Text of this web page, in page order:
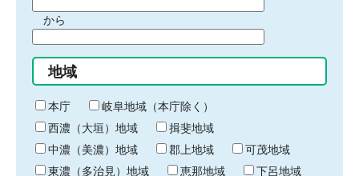
間
始
り
から
間
終
わ
り
地域
本庁
岐阜地域（本庁除く）
西濃（大垣）地域
揖斐地域
中濃（美濃）地域
郡上地域
可茂地域
東濃（多治見）地域
恵那地域
下呂地域